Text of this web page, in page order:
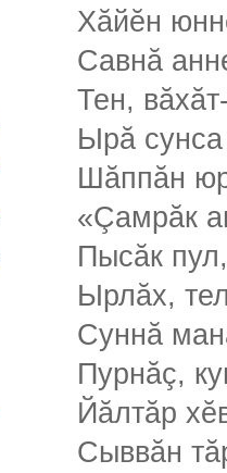
Хăйĕн
Савнă
Тен,
Ырă
Шăппăн
«Çамрăк
Пысăк
Ырлăх,
Суннă
Пурнăç,
Йăлтăр
Сыввăн